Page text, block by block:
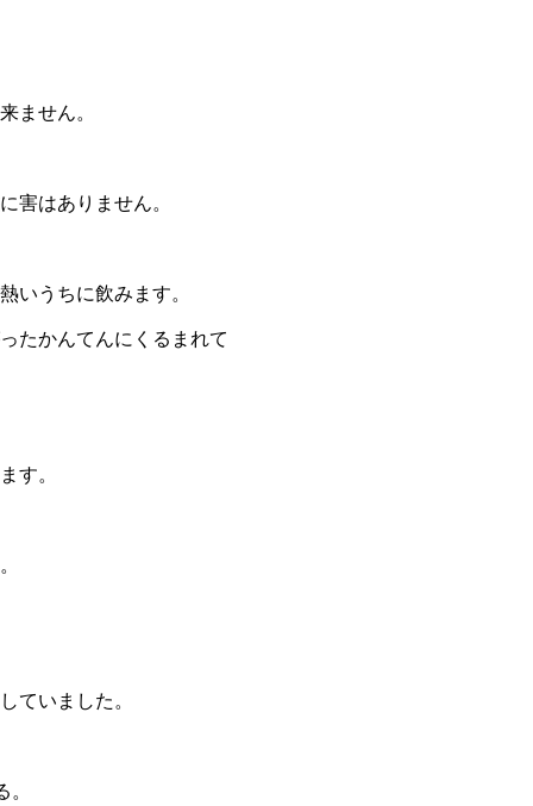
ません。
害はありません。
いうちに飲みます。
たかんてんにくるまれて
す。
ていました。